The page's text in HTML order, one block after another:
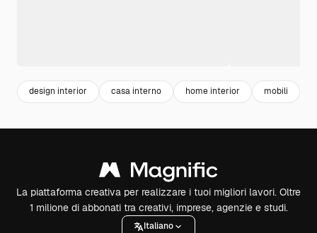
design interior casa interno home interior mobili
La piattaforma creativa per realizzare i tuoi migliori lavori. Oltre
1 milione di abbonati tra creativi, imprese, agenzie e studi.
Italiano